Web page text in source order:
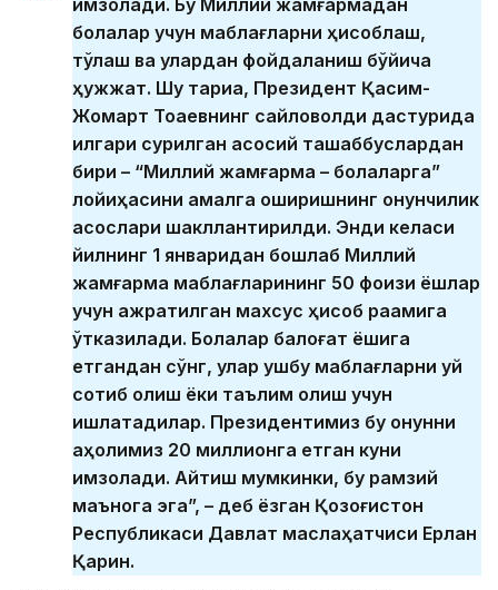
имзолади. Бу Миллий жамғармадан
болалар учун маблағларни ҳисоблаш,
тўлаш ва улардан фойдаланиш бўйича
ҳужжат. Шу тариқа, Президент Қасим-
Жомарт Тоқаевнинг сайловолди дастурида
илгари сурилган асосий ташаббуслардан
бири – “Миллий жамғарма – болаларга”
лойиҳасини амалга оширишнинг қонунчилик
асослари шакллантирилди. Энди келаси
йилнинг 1 январидан бошлаб Миллий
жамғарма маблағларининг 50 фоизи ёшлар
учун ажратилган махсус ҳисоб рақамига
ўтказилади. Болалар балоғат ёшига
етгандан сўнг, улар ушбу маблағларни уй
сотиб олиш ёки таълим олиш учун
ишлатадилар. Президентимиз бу қонунни
аҳолимиз 20 миллионга етган куни
имзолади. Айтиш мумкинки, бу рамзий
маънога эга”, – деб ёзган Қозоғистон
Республикаси Давлат маслаҳатчиси Ерлан
Қарин.